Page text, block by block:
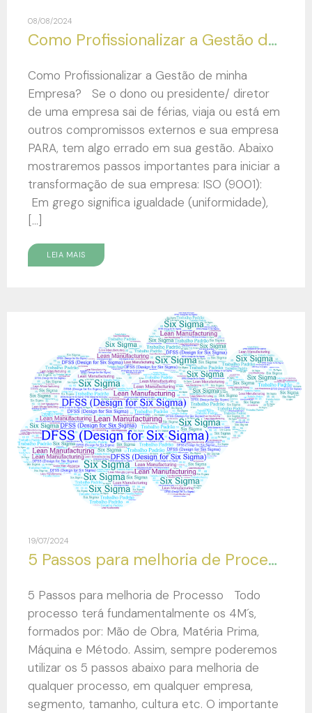
08/08/2024
Como Profissionalizar a Gestão de minha Empresa?
Como Profissionalizar a Gestão de minha
Empresa? Se o dono ou presidente/ diretor
de uma empresa sai de férias, viaja ou está em
outros compromissos externos e sua empresa
PARA, tem algo errado em sua gestão. Abaixo
mostraremos passos importantes para iniciar a
transformação de sua empresa: ISO (9001):
Em grego significa igualdade (uniformidade),
[…]
LEIA MAIS
19/07/2024
5 Passos para melhoria de Processo
5 Passos para melhoria de Processo Todo
processo terá fundamentalmente os 4M´s,
formados por: Mão de Obra, Matéria Prima,
Máquina e Método. Assim, sempre poderemos
utilizar os 5 passos abaixo para melhoria de
qualquer processo, em qualquer empresa,
segmento, tamanho, cultura etc. O importante